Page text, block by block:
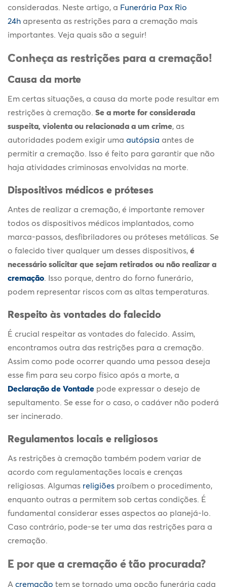
consideradas. Neste artigo, a Funerária Pax Rio
24h apresenta as restrições para a cremação mais
importantes. Veja quais são a seguir!
Conheça as restrições para a cremação!
Causa da morte
Em certas situações, a causa da morte pode resultar em
restrições à cremação. Se a morte for considerada
suspeita, violenta ou relacionada a um crime, as
autoridades podem exigir uma autópsia antes de
permitir a cremação. Isso é feito para garantir que não
haja atividades criminosas envolvidas na morte.
Dispositivos médicos e próteses
Antes de realizar a cremação, é importante remover
todos os dispositivos médicos implantados, como
marca-passos, desfibriladores ou próteses metálicas. Se
o falecido tiver qualquer um desses dispositivos, é
necessário solicitar que sejam retirados ou não realizar a
cremação . Isso porque, dentro do forno funerário,
podem representar riscos com as altas temperaturas.
Respeito às vontades do falecido
É crucial respeitar as vontades do falecido. Assim,
encontramos outra das restrições para a cremação
Assim como pode ocorrer quando uma pessoa deseja
esse fim para seu corpo físico após a morte, a
Declaração de Vontade pode expressar o desejo de
sepultamento. Se esse for o caso, o cadáver não poderá
ser incinerado.
Regulamentos locais e religiosos
As restrições à cremação também podem variar de
acordo com regulamentações locais e crenças
religiosas. Algumas religiões proíbem o procedimento,
enquanto outras a permitem sob certas condições. É
fundamental considerar esses aspectos ao planejá-lo.
Caso contrário, pode-se ter uma das restrições para a
cremação
E por que a cremação é tão procurada?
A cremação tem se tornado uma opção funerária cada